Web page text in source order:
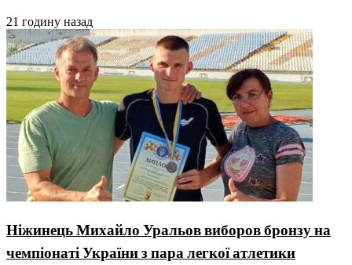
21 годину назад
Ніжинець Михайло Уральов виборов бронзу на
чемпіонаті України з пара легкої атлетики